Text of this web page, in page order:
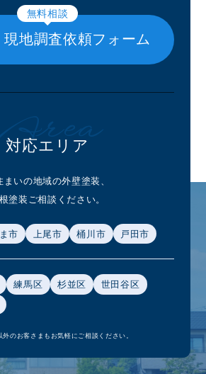
ー）
無料相談
現地調査依頼フォーム
対応エリア
まいの地域の外壁塗装、
塗装ご相談ください。
市 上尾市 桶川市 戸田市
練馬区 杉並区
世田谷区
のお客さまもお気軽にご相談ください。